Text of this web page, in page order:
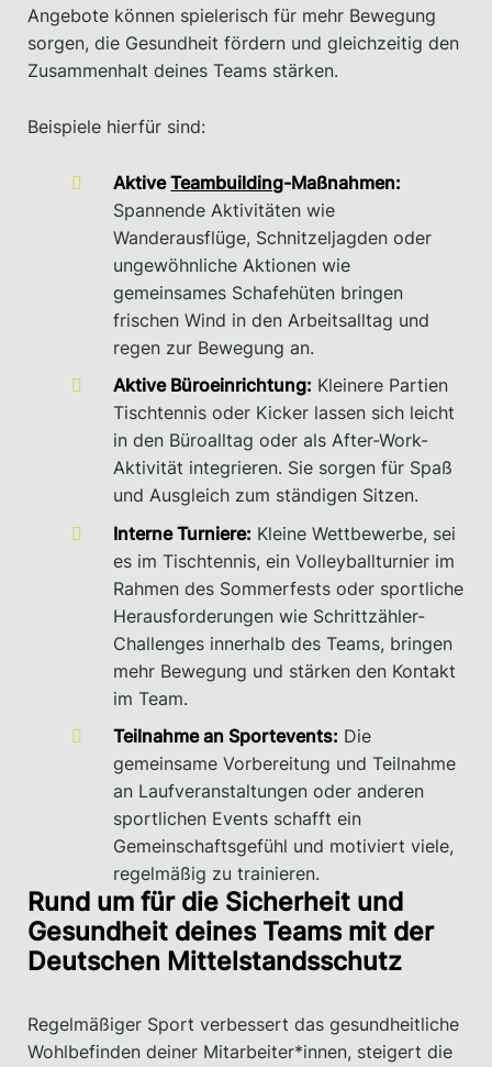
Angebote können spielerisch für mehr Bewegung
sorgen, die Gesundheit fördern und gleichzeitig den
Zusammenhalt deines Teams stärken.
Beispiele hierfür sind:
AktiveTeambuilding-Maßnahmen:
Spannende Aktivitäten wie
Wanderausflüge, Schnitzeljagden oder
ungewöhnliche Aktionen wie
gemeinsames Schafehüten bringen
frischen Wind in den Arbeitsalltag und
regen zur Bewegung an.
Aktive Büroeinrichtung: Kleinere Partien
Tischtennis oder Kicker lassen sich leicht
in den Büroalltag oder als After-Work-
Aktivität integrieren. Sie sorgen für Spaß
und Ausgleich zum ständigen Sitzen.
Interne Turniere: Kleine Wettbewerbe, sei
es im Tischtennis, ein Volleyballturnier im
Rahmen des Sommerfests oder sportliche
Herausforderungen wie Schrittzähler-
Challenges innerhalb des Teams, bringen
mehr Bewegung und stärken den Kontakt
im Team.
Teilnahme an Sportevents: Die
gemeinsame Vorbereitung und Teilnahme
an Laufveranstaltungen oder anderen
sportlichen Events schafft ein
Gemeinschaftsgefühl und motiviert viele,
regelmäßig zu trainieren.
Rund um für die Sicherheit und
Gesundheit deines Teams mit der
Deutschen Mittelstandsschutz
Regelmäßiger Sport verbessert das gesundheitliche
Wohlbefinden deiner Mitarbeiter*innen, steigert die